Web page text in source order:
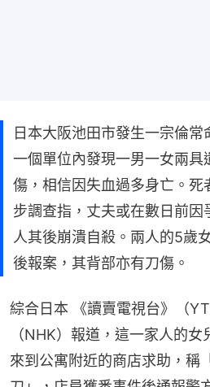
日本大阪池田市發生一宗倫
一個單位內發現一男一女兩具
傷，相信因失血過多身亡。死
步調查指，丈夫或在數日前
人其後崩潰自殺。兩人的5歲
後報案，其背部亦有刀傷。
綜合日本 《讀賣電視台》（
（NHK）報道，這一家人的
來到公寓附近的商店求助，稱